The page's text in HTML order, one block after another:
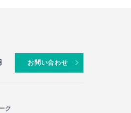
お問い合わせ
ク